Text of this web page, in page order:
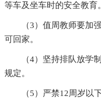
等车及坐车时的安全教育。
（3）值周教师要加
可回家。
（4）坚持排队放学
规定。
（5）严禁12周岁以